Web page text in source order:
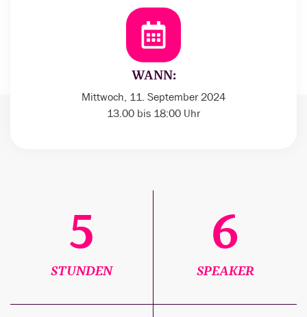
WANN:
Mittwoch, 11. September 2024
13.00 bis 18:00 Uhr
STUNDEN
5
SPEAKER
6